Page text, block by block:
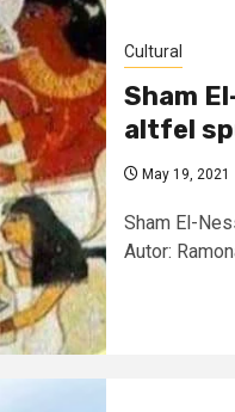
Cultural
Sham
altfel
May 19, 2021
Sham El-
Autor: